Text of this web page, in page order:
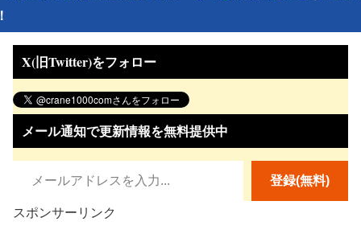
X(旧Twitter)をフォロー
メール通知で更新情報を無料提供中
メールアドレスを入力…
登録(無料)
スポンサーリンク